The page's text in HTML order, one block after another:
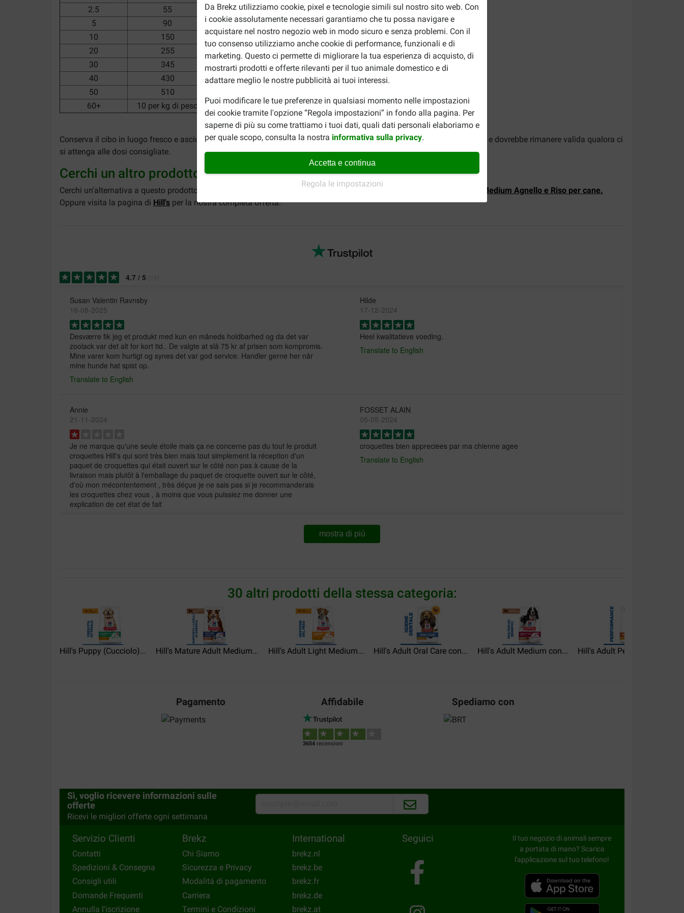
Da Brekz utilizziamo cookie, pixel e tecnologie simili sul nostro sito web. Con
i cookie assolutamente necessari garantiamo che tu possa navigare e
acquistare nel nostro negozio web in modo sicuro e senza problemi. Con il
tuo consenso utilizziamo anche cookie di performance, funzionali e di
marketing. Questo ci permette di migliorare la tua esperienza di acquisto, di
mostrarti prodotti e offerte rilevanti per il tuo animale domestico e di
adattare meglio le nostre pubblicità ai tuoi interessi.
Puoi modificare le tue preferenze in qualsiasi momento nelle impostazioni
dei cookie tramite l'opzione “Regola impostazioni” in fondo alla pagina. Per
saperne di più su come trattiamo i tuoi dati, quali dati personali elaboriamo e
per quale scopo, consulta la nostra informativa sulla privacy.
Accetta e continua
Regola le impostazioni
2.5
55
5
90
10
150
20
255
30
345
40
430
50
510
60+
10 per kg di peso
Conserva il cibo in luogo fresco e asciutto, chiudendo bene la confezione. La data di scadenza si trova sulla confezione e dovrebbe rimanere valida qualora ci
si attenga alle dosi consigliate.
Cerchi un altro prodotto?
Cerchi un'alternativa a questo prodotto, ad esempio un alimento per cani adulti? Prova allora
Hill's Science Plan Adult Medium Agnello e Riso per cane.
Oppure visita la pagina di Hill's per la nostra completa offerta.
4.7 / 5
Susan Valentin Ravnsby
16-08-2025
Desværre fik jeg et produkt med kun en måneds holdbarhed og da det var
zoolack var det alt for kort tid.. De valgte at slå 75 kr af prisen som kompromis.
Mine varer kom hurtigt og synes det var god service. Handler gerne her når
mine hunde hat spist op.
Translate to English
Hilde
17-12-2024
Heel kwalitatieve voeding.
Translate to English
Annie
21-11-2024
Je ne marque qu'une seule étoile mais ça ne concerne pas du tout le produit
croquettes Hill's qui sont très bien mais tout simplement la réception d'un
paquet de croquettes qui était ouvert sur le côté non pas à cause de la
livraison mais plutôt à l'emballage du paquet de croquette ouvert sur le côté,
d'où mon mécontentement , très déçue je ne sais pas si je recommanderais
les croquettes chez vous , à moins que vous puissiez me donner une
explication de cet état de fait
FOSSET ALAIN
05-05-2024
croquettes bien appreciees par ma chienne agee
Translate to English
Translate to English
Translate to English
30-11-2021
19-10-2021
Snel en kwalitatief goed en bestelling klopt.
Notre vieille Chienne les apprécie beaucoup
Translate to English
Excellentes croquettes très appréciées par mon chien âgé de 11 ans. Très
bonne digestion.Très satisfaite de cette marque utilisée depuis son plus jeune
mostra di più
30 altri prodotti della stessa categoria:
Hill's Puppy (Cucciolo)... Hill's Mature Adult Medium... Hill's Adult Light Medium... Hill's Adult Oral Care con... Hill's Adult Medium con... Hill's Adult Performance...
Pagamento Affidabile
3654recensioni
Spediamo con
Sì, voglio ricevere informazioni sulle
offerte
Ricevi le migliori offerte ogni settimana
Servizio Clienti
Contatti
Spedizioni & Consegna
Consigli utili
Domande Frequenti
Annulla l'iscrizione
Brekz
Chi Siamo
Sicurezza e Privacy
Modalitá di pagamento
Carriera
Termini e Condizioni
International
brekz.nl
brekz.be
brekz.fr
brekz.de
brekz.at
Seguici
Il tuo negozio di animali sempre
a portata di mano? Scarica
l'applicazione sul tuo telefono!